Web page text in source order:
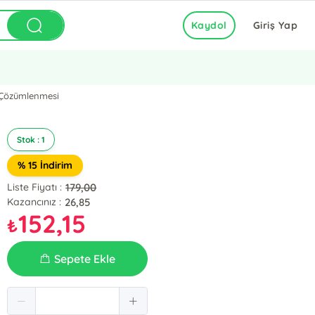
Giriş Yap
Kaydol
Stok : 1
% 15 İndirim
Liste Fiyatı : 179,00
Kazancınız : 26,85
₺152,15
Sepete Ekle